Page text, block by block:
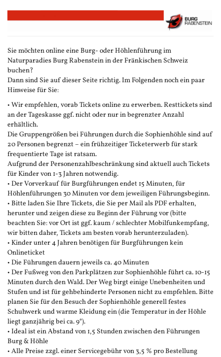
Zum
Haupt-
Sie möchten online eine Burg- oder Höhlenführung im
Naturparadies Burg Rabenstein in der Fränkischen Schweiz
buchen?
Dann sind Sie auf dieser Seite richtig. Im Folgenden noch ein paar
Hinweise für Sie:
• Wir empfehlen, vorab Tickets online zu erwerben. Resttickets sind
an der Tageskasse ggf. nicht oder nur in begrenzter Anzahl
erhältlich.
Die Gruppengrößen bei Führungen durch die Sophienhöhle sind auf
20 Personen begrenzt – ein frühzeitiger Ticketerwerb für stark
frequentierte Tage ist ratsam.
Aufgrund der Personenzahlbeschränkung sind aktuell auch Tickets
für Kinder von 1-3 Jahren notwendig.
• Der Vorverkauf für Burgführungen endet 15 Minuten, für
Höhlenführungen 30 Minuten vor dem jeweiligen Führungsbeginn.
• Bitte laden Sie Ihre Tickets, die Sie per Mail als PDF erhalten,
herunter und zeigen diese zu Beginn der Führung vor (bitte
beachten Sie: vor Ort ist ggf. kaum / schlechter Mobilfunkempfang,
wir bitten daher, Tickets am besten vorab herunterzuladen).
• Kinder unter 4 Jahren benötigen für Burgführungen kein
Onlineticket
• Die Führungen dauern jeweils ca. 40 Minuten
• Der Fußweg von den Parkplätzen zur Sophienhöhle führt ca. 10-15
Minuten durch den Wald. Der Weg birgt einige Unebenheiten und
Stufen und ist für gehbehinderte Personen nicht zu empfehlen. Bitte
planen Sie für den Besuch der Sophienhöhle generell festes
Schuhwerk und warme Kleidung ein (die Temperatur in der Höhle
liegt ganzjährig bei ca. 9°).
• Ideal ist ein Abstand von 1,5 Stunden zwischen den Führungen
Burg & Höhle
• Alle Preise zzgl. einer Servicegebühr von 3,5 % pro Bestellung